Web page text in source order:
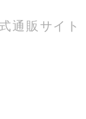
通販サイト